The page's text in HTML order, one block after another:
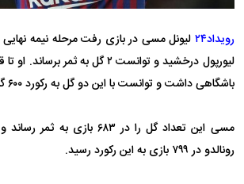
رویداد۲۴
لیونل مسی در بازی رفت مرحله نیمه نهایی
باشگاهی داشت و توانست با این دو گل به رکورد ۶۰۰ گل برای تیمش برسد.
مسی این تعداد گل را در ۶۸۳
رونالدو در ۷۹۹ بازی به این رکورد رسید.